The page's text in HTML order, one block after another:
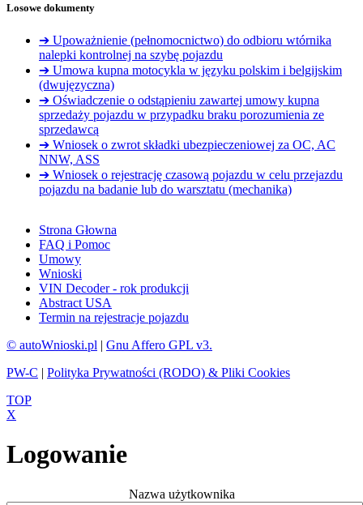
Losowe dokumenty
➔ Upoważnienie (pełnomocnictwo) do odbioru wtórnika
nalepki kontrolnej na szybę pojazdu
➔ Umowa kupna motocykla w języku polskim i belgijskim
(dwujęzyczna)
➔ Oświadczenie o odstąpieniu zawartej umowy kupna
sprzedaży pojazdu w przypadku braku porozumienia ze
sprzedawcą
➔ Wniosek o zwrot składki ubezpieczeniowej za OC, AC
NNW, ASS
➔ Wniosek o rejestrację czasową pojazdu w celu przejazdu
pojazdu na badanie lub do warsztatu (mechanika)
Strona Głowna
FAQ i Pomoc
Umowy
Wnioski
VIN Decoder - rok produkcji
Abstract USA
Termin na rejestracje pojazdu
© autoWnioski.pl | Gnu Affero GPL v3.
PW-C | Polityka Prywatności (RODO) & Pliki Cookies
TOP
X
Logowanie
Nazwa użytkownika